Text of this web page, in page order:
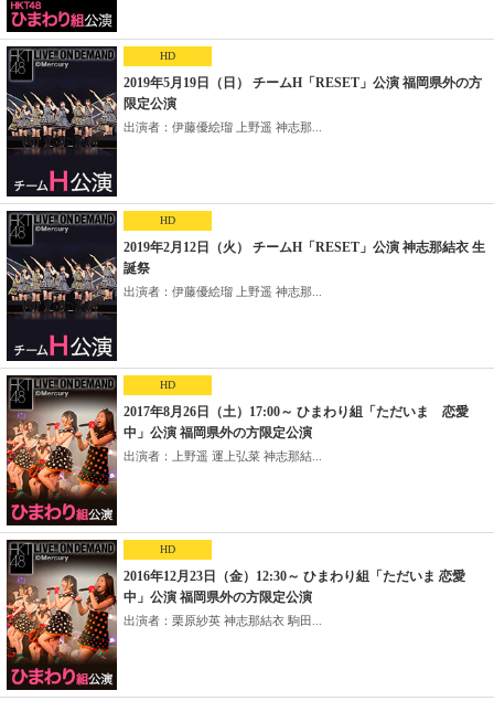
HD
2019年5月19日（日） チームH「RESET」公演 福岡県外の方
限定公演
出演者：伊藤優絵瑠 上野遥 神志那...
HD
2019年2月12日（火） チームH「RESET」公演 神志那結衣 生
誕祭
出演者：伊藤優絵瑠 上野遥 神志那...
HD
2017年8月26日（土）17:00～ ひまわり組「ただいま 恋愛
中」公演 福岡県外の方限定公演
出演者：上野遥 運上弘菜 神志那結...
HD
2016年12月23日（金）12:30～ ひまわり組「ただいま 恋愛
中」公演 福岡県外の方限定公演
出演者：栗原紗英 神志那結衣 駒田...